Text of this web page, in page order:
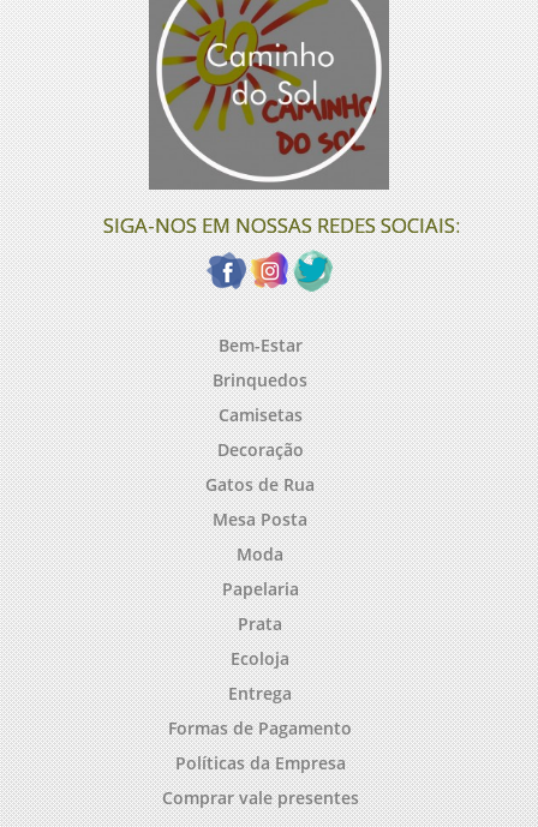
SIGA-NOS EM NOSSAS REDES SOCIAIS:
Bem-Estar
Brinquedos
Camisetas
Decoração
Gatos de Rua
Mesa Posta
Moda
Papelaria
Prata
Ecoloja
Entrega
Formas de Pagamento
Políticas da Empresa
Comprar vale presentes